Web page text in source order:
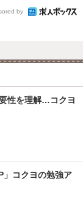
by
性を理解…コクヨ
」コクヨの勉強ア